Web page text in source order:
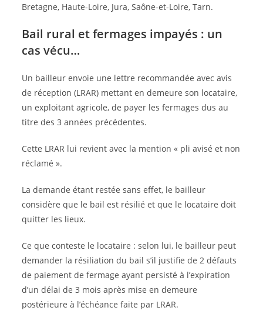
Bretagne, Haute-Loire, Jura, Saône-et-Loire, Tarn.
Bail rural et fermages impayés : un
cas vécu…
Un bailleur envoie une lettre recommandée avec avis
de réception (LRAR) mettant en demeure son locataire,
un exploitant agricole, de payer les fermages dus au
titre des 3 années précédentes.
Cette LRAR lui revient avec la mention « pli avisé et non
réclamé ».
La demande étant restée sans effet, le bailleur
considère que le bail est résilié et que le locataire doit
quitter les lieux.
Ce que conteste le locataire : selon lui, le bailleur peut
demander la résiliation du bail s’il justifie de 2 défauts
de paiement de fermage ayant persisté à l’expiration
d’un délai de 3 mois après mise en demeure
postérieure à l’échéance faite par LRAR.